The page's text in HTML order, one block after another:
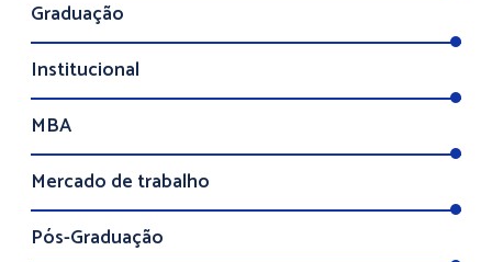
Graduação
Institucional
MBA
Mercado de trabalho
Pós-Graduação